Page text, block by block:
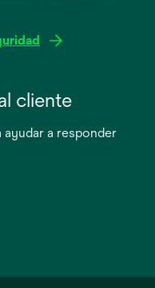
cliente
ayudar a responder